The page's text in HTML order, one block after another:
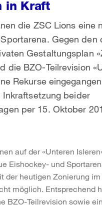
in Kraft
die ZSC Lions eine
Gegen den
Gestaltungsplan
die BZO-Teilrevision
Rekurse
beider
per 15. Oktober
auf der «Unteren
Eishockey- und
der heutigen Zonierung
möglich. Entsprechend
BZO-Teilrevision sowie